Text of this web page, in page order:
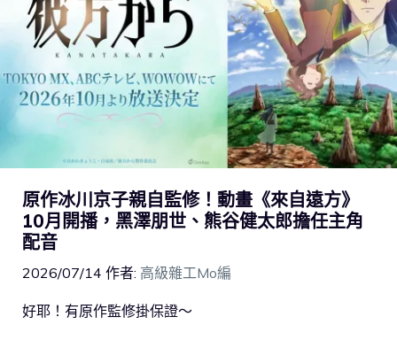
原作冰川京子親自監修！動畫《來自遠方》
10月開播，黑澤朋世、熊谷健太郎擔任主角
配音
2026/07/14 作者: 高級雜工Mo編
好耶！有原作監修掛保證～